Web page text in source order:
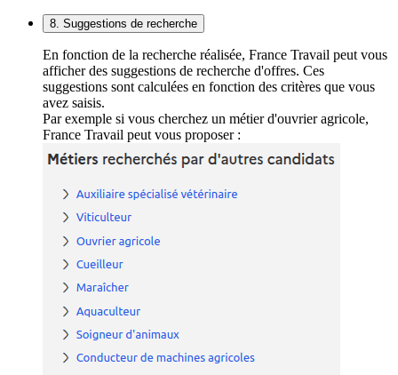
8. Suggestions de recherche
En fonction de la recherche réalisée, France Travail peut vous
afficher des suggestions de recherche d'offres. Ces
suggestions sont calculées en fonction des critères que vous
avez saisis.
Par exemple si vous cherchez un métier d'ouvrier agricole,
France Travail peut vous proposer :